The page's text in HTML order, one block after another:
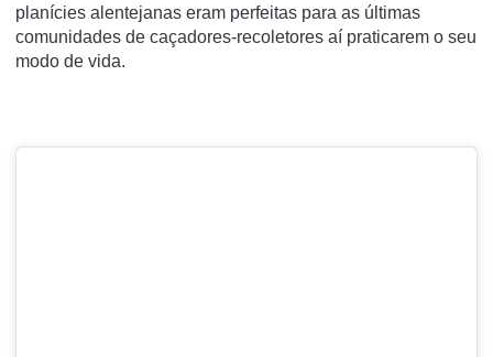
planícies alentejanas eram perfeitas para as últimas
comunidades de caçadores-recoletores aí praticarem o seu
modo de vida.